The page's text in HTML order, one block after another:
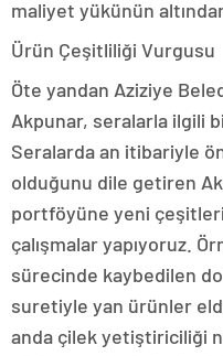
maliyet yükünün
Ürün Çeşitliliği Vurgusu
Öte yandan Aziziye
Akpunar, seralarla ilgili
Seralarda an itibariyle
olduğunu dile getiren
portföyüne yeni
çalışmalar yapıyoruz.
sürecinde kaybedilen
suretiyle yan ürünler
anda çilek yetiştiriciliği